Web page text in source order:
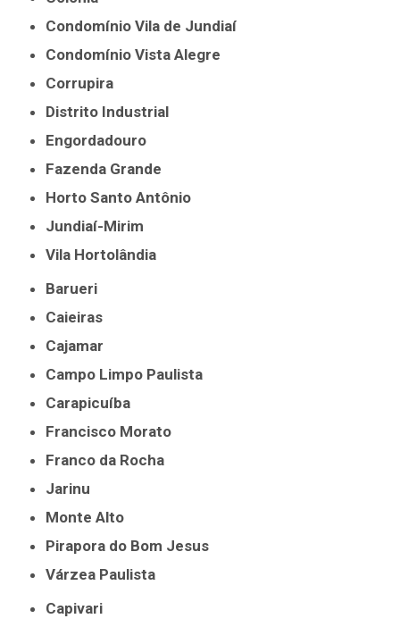
Condomínio Vila de Jundiaí
Condomínio Vista Alegre
Corrupira
Distrito Industrial
Engordadouro
Fazenda Grande
Horto Santo Antônio
Jundiaí-Mirim
Vila Hortolândia
Barueri
Caieiras
Cajamar
Campo Limpo Paulista
Carapicuíba
Francisco Morato
Franco da Rocha
Jarinu
Monte Alto
Pirapora do Bom Jesus
Várzea Paulista
Capivari